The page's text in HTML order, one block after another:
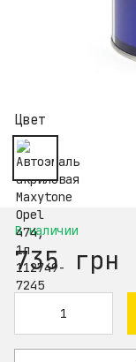
Цвет
В наличии
735 грн